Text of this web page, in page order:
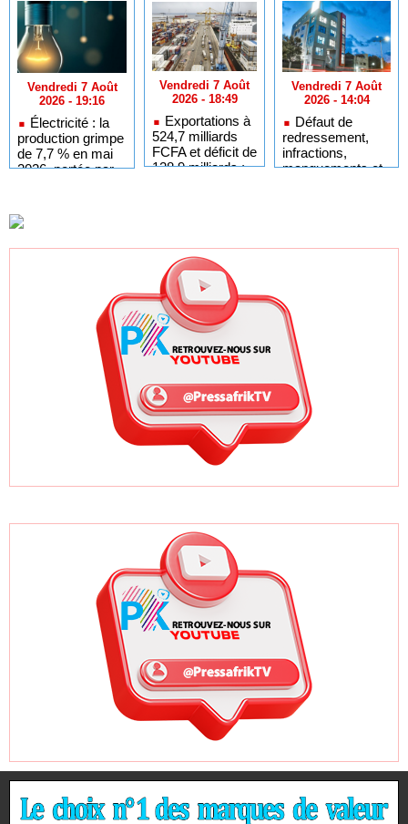
Vendredi 7 Août
2026 - 19:16
Électricité : la
production grimpe
de 7,7 % en mai
2026, portée par
Vendredi 7 Août
2026 - 18:49
Exportations à
524,7 milliards
FCFA et déficit de
128,9 milliards :
Vendredi 7 Août
2026 - 14:04
Défaut de
redressement,
infractions,
manquements et
établissements